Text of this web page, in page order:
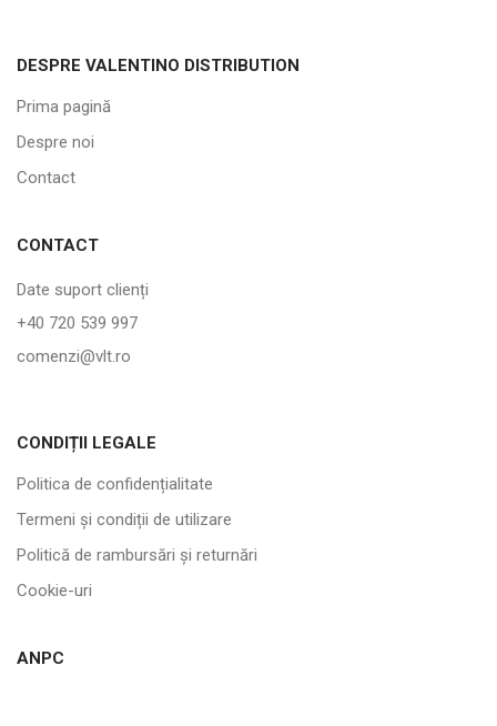
DESPRE VALENTINO DISTRIBUTION
Prima pagină
Despre noi
Contact
CONTACT
Date suport clienți
+40 720 539 997
comenzi@vlt.ro
CONDIȚII LEGALE
Politica de confidențialitate
Termeni și condiții de utilizare
Politică de rambursări și returnări
Cookie-uri
ANPC